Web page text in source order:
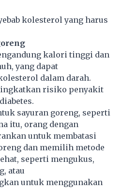
kolesterol yang harus
kalori tinggi dan
yang dapat
dalam darah.
risiko penyakit
sayuran goreng, seperti
itu, orang dengan
untuk membatasi
dan memilih metode
seperti mengukus,
atau
untuk menggunakan